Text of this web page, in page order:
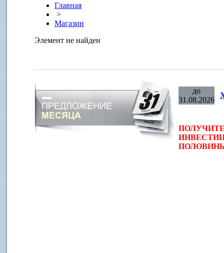
Главная
>
Магазин
Элемент не найден
до
31.08.2026
ПОЛОВИНЫ